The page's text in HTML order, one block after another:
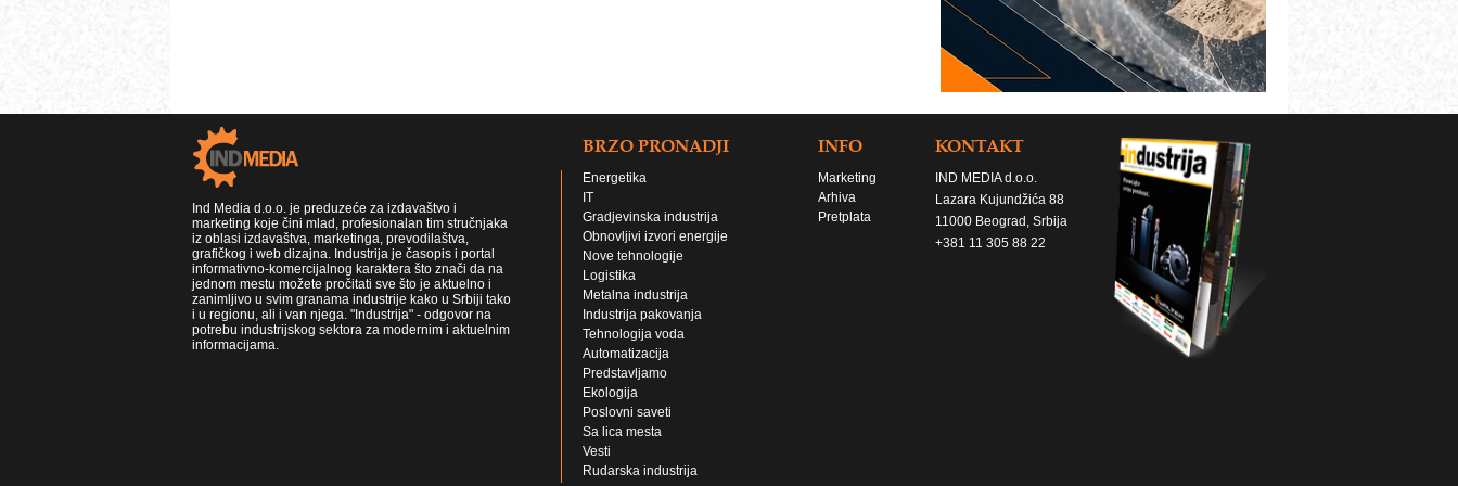
Ind Media d.o.o. je preduzeće za izdavaštvo i
marketing koje čini mlad, profesionalan tim stručnjaka
iz oblasi izdavaštva, marketinga, prevodilaštva,
grafičkog i web dizajna. Industrija je časopis i portal
informativno-komercijalnog karaktera što znači da na
jednom mestu možete pročitati sve što je aktuelno i
zanimljivo u svim granama industrije kako u Srbiji tako
i u regionu, ali i van njega. "Industrija" - odgovor na
potrebu industrijskog sektora za modernim i aktuelnim
informacijama.
BRZO PRONADJI
Energetika
IT
Gradjevinska industrija
Obnovljivi izvori energije
Nove tehnologije
Logistika
Metalna industrija
Industrija pakovanja
Tehnologija voda
Automatizacija
Predstavljamo
Ekologija
Poslovni saveti
Sa lica mesta
Vesti
Rudarska industrija
INFO
Marketing
Arhiva
Pretplata
KONTAKT
IND MEDIA d.o.o.
Lazara Kujundžića 88
11000 Beograd, Srbija
+381 11 305 88 22